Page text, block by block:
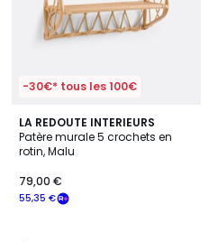
-30€* tous les 100€
LA REDOUTE INTERIEURS
Patère murale 5 crochets en
rotin, Malu
55,35 €
79,00 €
2,8
/ 5